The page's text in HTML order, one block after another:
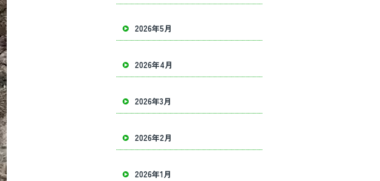
2026年5月
2026年4月
2026年3月
2026年2月
2026年1月